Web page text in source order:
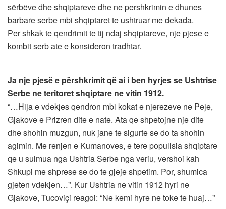
sërbëve dhe shqiptareve dhe ne pershkrimin e dhunes
barbare serbe mbi shqiptaret te ushtruar me dekada.
Per shkak te qendrimit te tij ndaj shqiptareve, nje pjese e
kombit serb ate e konsideron tradhtar.
Ja nje pjesë e përshkrimit që ai i ben hyrjes se Ushtrise
Serbe ne teritoret shqiptare ne vitin 1912.
“…Hija e vdekjes qendron mbi kokat e njerezeve ne Peje,
Gjakove e Prizren dite e nate. Ata qe shpetojne nje dite
dhe shohin muzgun, nuk jane te sigurte se do ta shohin
agimin. Me renjen e Kumanoves, e tere popullsia shqiptare
qe u sulmua nga Ushtria Serbe nga veriu, vershoi kah
Shkupi me shprese se do te gjeje shpetim. Por, shumica
gjeten vdekjen…”. Kur Ushtria ne vitin 1912 hyri ne
Gjakove, Tucoviçi reagoi: “Ne kemi hyre ne toke te huaj…”